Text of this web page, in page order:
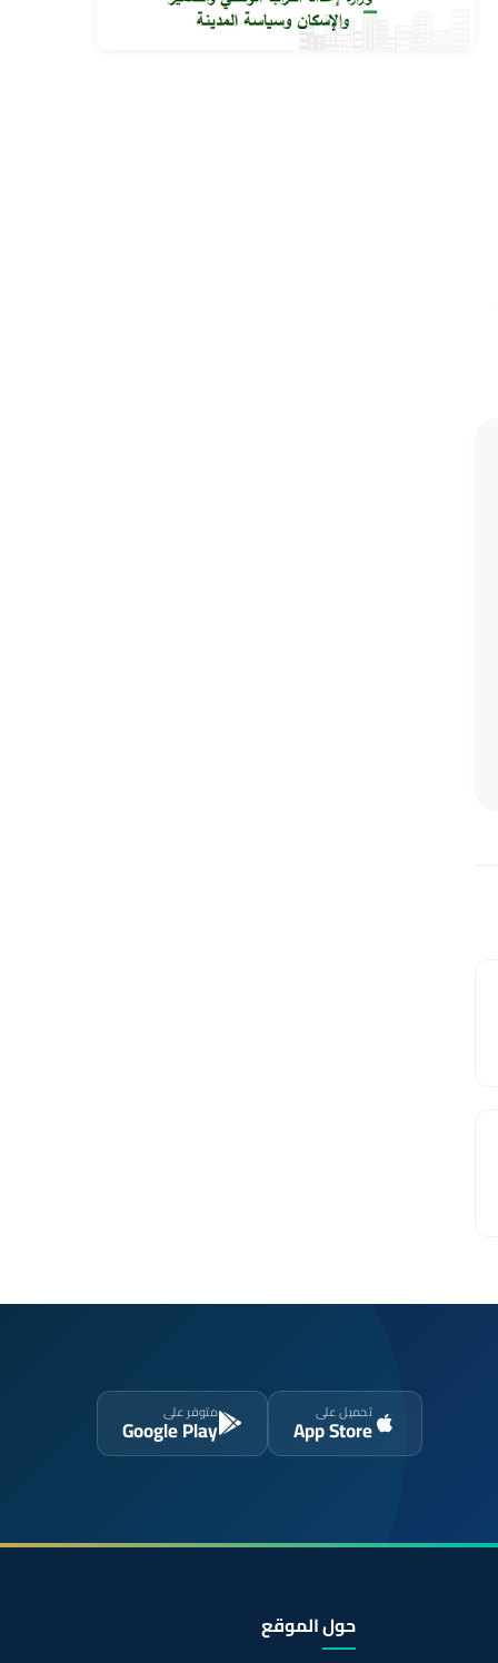
تحميل على
App Store
متوفر على
Google Play
حول الموقع